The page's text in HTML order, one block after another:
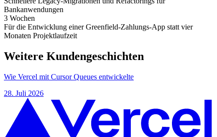
Bankanwendungen
3 Wochen
Für die Entwicklung einer Greenfield-Zahlungs-App statt vier
Monaten Projektlaufzeit
Weitere Kundengeschichten
Wie Vercel mit Cursor Queues entwickelte
28. Juli 2026